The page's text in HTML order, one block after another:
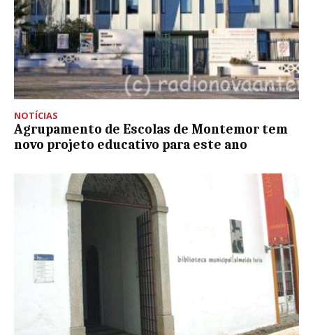
NOTÍCIAS
Agrupamento de Escolas de Montemor tem
novo projeto educativo para este ano